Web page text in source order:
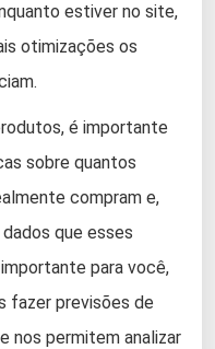
estiver no site,
otimizações os
é importante
sobre quantos
compram e,
que esses
para você,
fazer previsões de
nos permitem analizar